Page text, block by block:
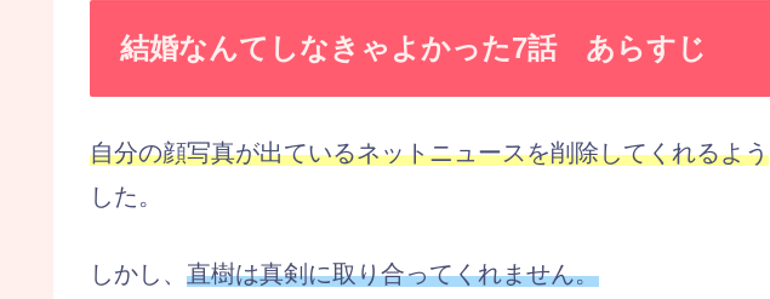
結婚なんてしなきゃよかった7話 あらすじ
自分の顔写真が出ているネットニュースを削除してくれるよう
した。
しかし、 直樹は真剣に取り合ってくれません。